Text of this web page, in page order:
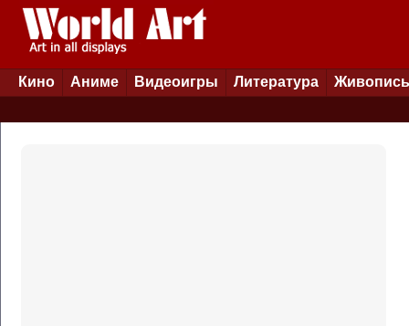
Кино Аниме Видеоигры Литература Живопись